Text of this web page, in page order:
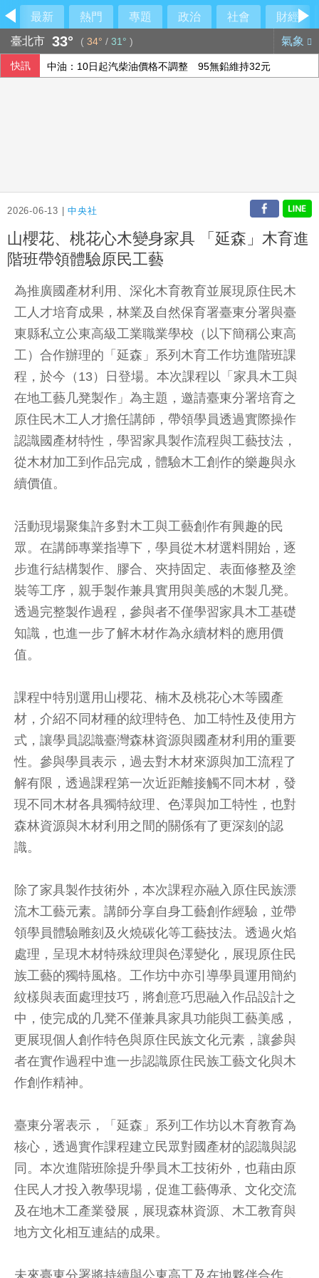
最新 熱門 專題 政治 社會
財經
臺北市 33° ( 34° / 31° ) 氣象
快訊 中油：10日起汽柴油價格不調整 95無鉛維持32元
2026-06-13 |中央社
山櫻花、桃花心木變身家具 「延森」木育進
階班帶領體驗原民工藝
為推廣國產材利用、深化木育教育並展現原住民木
工人才培育成果，林業及自然保育署臺東分署與臺
東縣私立公東高級工業職業學校（以下簡稱公東高
工）合作辦理的「延森」系列木育工作坊進階班課
程，於今（13）日登場。本次課程以「家具木工與
在地工藝几凳製作」為主題，邀請臺東分署培育之
原住民木工人才擔任講師，帶領學員透過實際操作
認識國產材特性，學習家具製作流程與工藝技法，
從木材加工到作品完成，體驗木工創作的樂趣與永
續價值。
活動現場聚集許多對木工與工藝創作有興趣的民
眾。在講師專業指導下，學員從木材選料開始，逐
步進行結構製作、膠合、夾持固定、表面修整及塗
裝等工序，親手製作兼具實用與美感的木製几凳。
透過完整製作過程，參與者不僅學習家具木工基礎
知識，也進一步了解木材作為永續材料的應用價
值。
課程中特別選用山櫻花、楠木及桃花心木等國產
材，介紹不同材種的紋理特色、加工特性及使用方
式，讓學員認識臺灣森林資源與國產材利用的重要
性。參與學員表示，過去對木材來源與加工流程了
解有限，透過課程第一次近距離接觸不同木材，發
現不同木材各具獨特紋理、色澤與加工特性，也對
森林資源與木材利用之間的關係有了更深刻的認
識。
除了家具製作技術外，本次課程亦融入原住民族漂
流木工藝元素。講師分享自身工藝創作經驗，並帶
領學員體驗雕刻及火燒碳化等工藝技法。透過火焰
處理，呈現木材特殊紋理與色澤變化，展現原住民
族工藝的獨特風格。工作坊中亦引導學員運用簡約
紋樣與表面處理技巧，將創意巧思融入作品設計之
中，使完成的几凳不僅兼具家具功能與工藝美感，
更展現個人創作特色與原住民族文化元素，讓參與
者在實作過程中進一步認識原住民族工藝文化與木
作創作精神。
臺東分署表示，「延森」系列工作坊以木育教育為
核心，透過實作課程建立民眾對國產材的認識與認
同。本次進階班除提升學員木工技術外，也藉由原
住民人才投入教學現場，促進工藝傳承、文化交流
及在地木工產業發展，展現森林資源、木工教育與
地方文化相互連結的成果。
未來臺東分署將持續與公東高工及在地夥伴合作，